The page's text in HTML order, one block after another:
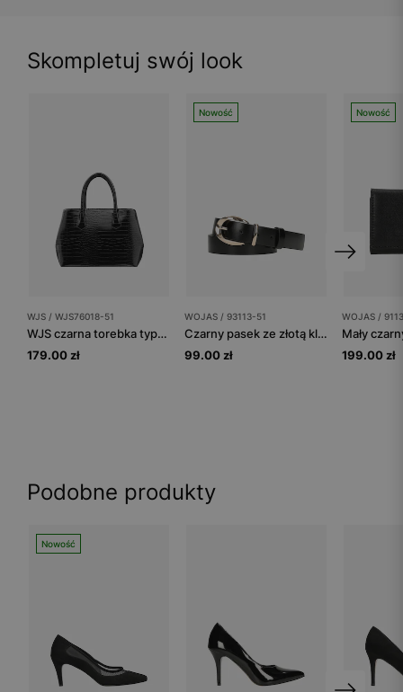
Skompletuj swój look
WJS / WJS76018-51
WJS czarna torebka typu kuferek
179.00 zł
Nowość
WOJAS / 93113-51
Czarny pasek ze złotą klamrą
99.00 zł
Nowość
WOJAS /
199.00 zł
Podobne produkty
Nowość